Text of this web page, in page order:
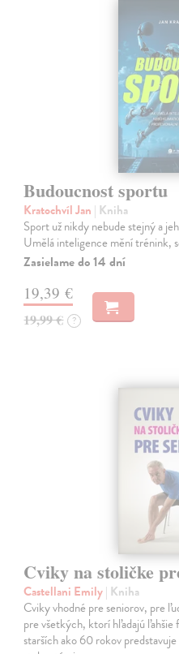
Budoucnost sportu
Kratochvíl Jan | Kniha
Sport už nikdy nebude stejný a
Umělá inteligence mění trénink,
Zasielame do 14 dní
19,39 €
19,99 € ?
Cviky na stoličke
Castellani Emily| Kniha
Cviky vhodné pre seniorov, pre
pre všetkých, ktorí hľadajú
starších ako 60 rokov